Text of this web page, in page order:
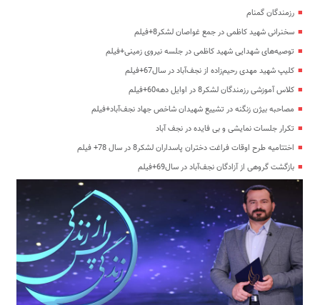
رزمندگان گمنام
سخنرانی شهید کاظمی در جمع غواصان لشکر8+فیلم
توصیه‌های شهدایی شهید کاظمی در جلسه نیروی زمینی+فیلم
کلیپ شهید مهدی رحیم‌زاده از نجف‌آباد در سال67+فیلم
کلاس آموزشی رزمندگان لشکر8 در اوایل دهه60+فیلم
مصاحبه بیژن زنگنه در تشییع شهیدان شاخص جهاد نجف‌آباد+فیلم
تکرار جلسات نمایشی و بی فایده در نجف آباد
اختتامیه طرح اوقات فراغت دختران پاسداران لشکر8 در سال 78+ فیلم
بازگشت گروهی از آزادگان نجف‌آباد در سال69+فیلم